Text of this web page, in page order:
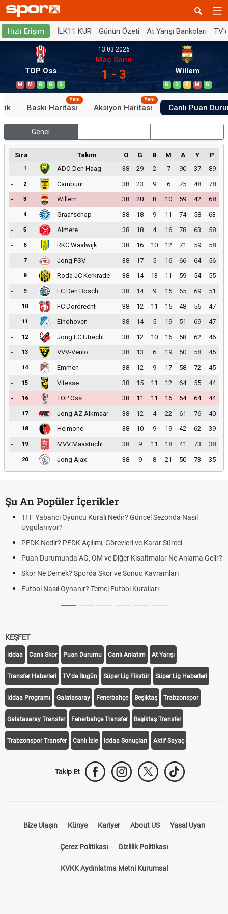
Hızlı Erişim İLK11 KUR Günün Özeti At Yarışı Bankoları
TOP Oss
M M G G G
13.03.2026
Maç Sonu
1 - 3 Willem
G G B M G
Baskı Haritası
Yeni
Aksiyon Haritası
Yeni
Canlı Puan
Genel
Sıra Takım O G B M A Y
P
-
1 ADO Den Haag 38 29 2 7 90 37
89
-
2 Cambuur 38 23 9 6 75 48
78
-
3 Willem 38 20 8 10 59 42
68
-
4 Graafschap 38 18 9 11 74 58
63
-
5 Almere 38 18 4 16 78 63
58
-
6 RKC Waalwijk 38 16 10 12 71 59
58
-
7 Jong PSV 38 17 5 16 66 64
56
-
8 Roda JC Kerkrade 38 14 13 11 59 54
55
-
9 FC Den Bosch 38 14 9 15 65 69
51
-
10 FC Dordrecht 38 12 11 15 48 56
47
-
11 Eindhoven 38 14 5 19 51 69
47
-
12 Jong FC Utrecht 38 12 10 16 58 62
46
-
13 VVV-Venlo 38 13 6 19 50 58
45
-
14 Emmen 38 12 9 17 58 72
45
-
15 Vitesse 38 15 11 12 64 55
44
-
16 TOP Oss 38 11 11 16 54 64
44
-
17 Jong AZ Alkmaar 38 12 4 22 61 76
40
-
18 Helmond 38 10 9 19 42 62
39
-
19 MVV Maastricht 38 9 11 18 41 73
38
-
20 Jong Ajax 38 9 8 21 50 73 35
Şu An Popüler İçerikler
TFF Yabancı Oyuncu Kuralı Nedir? Güncel Sezonda Nasıl
Uygulanıyor?
PFDK Nedir? PFDK Açılımı, Görevleri ve Karar Süreci
Puan Durumunda AG, OM ve Diğer Kısaltmalar Ne Anlama Gelir?
Skor Ne Demek? Sporda Skor ve Sonuç Kavramları
Futbol Nasıl Oynanır? Temel Futbol Kuralları
KEŞFET
iddaa Canlı Skor Puan Durumu Canlı Anlatım At Yarışı
Transfer Haberleri TV'de Bugün Süper Lig Fikstür Süper Lig Haberleri
iddaa Programı Galatasaray Fenerbahçe Beşiktaş Trabzonspor
Galatasaray Transfer Fenerbahçe Transfer Beşiktaş Transfer
Trabzonspor Transfer Canlı İzle iddaa Sonuçları Aktif Sayaç
Takip Et
Bize Ulaşın Künye Kariyer About US Yasal Uyarı
Çerez Politikası Gizlilik Politikası
KVKK Aydınlatma Metni Kurumsal